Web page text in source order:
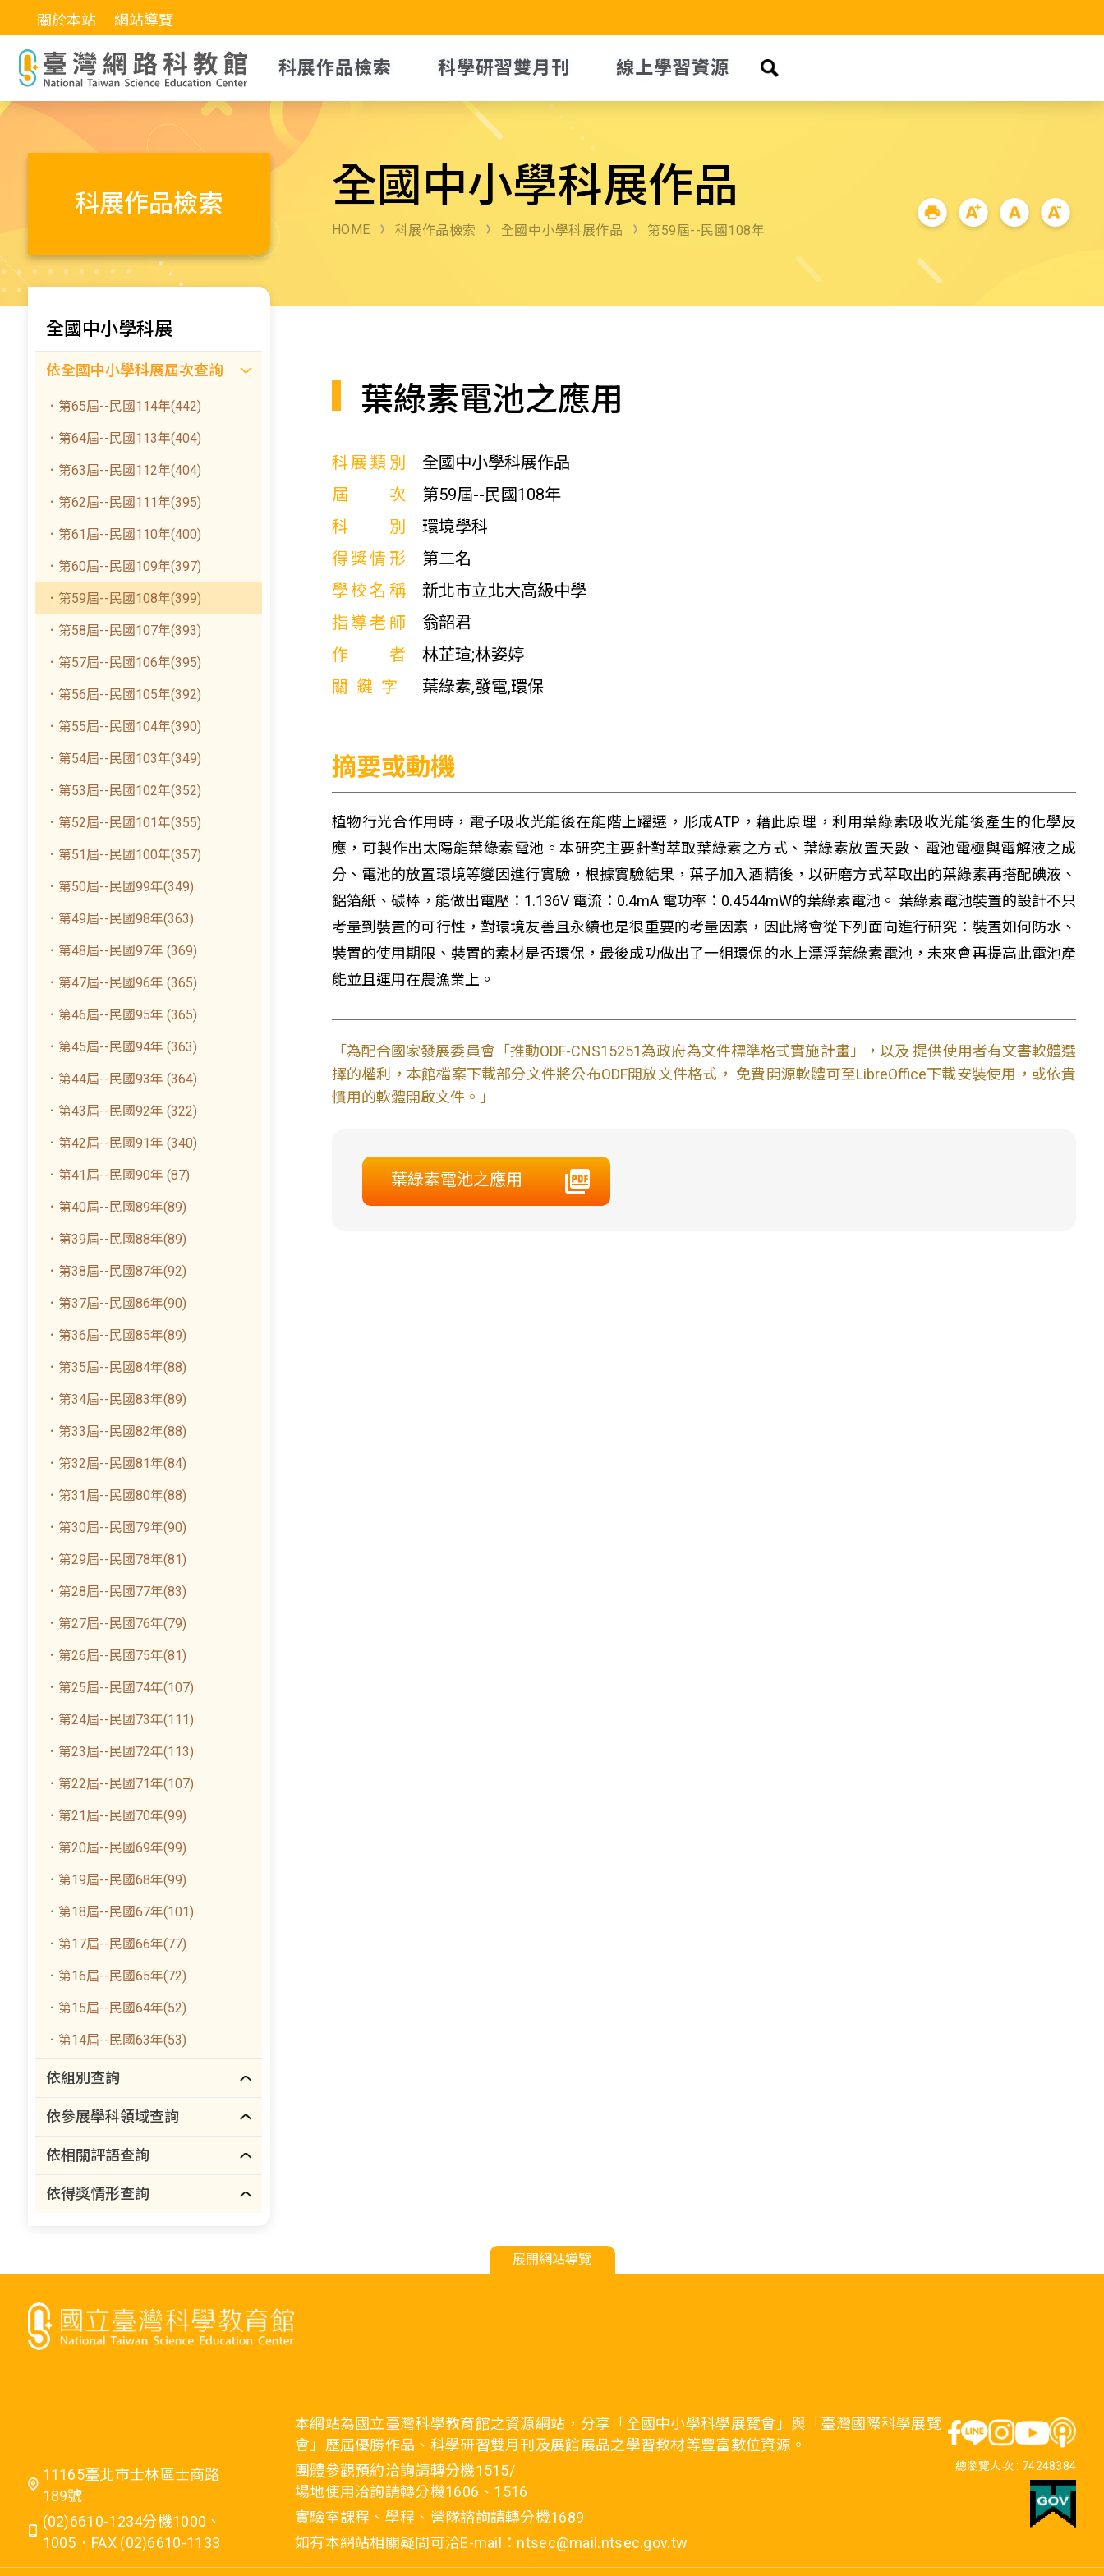
關於本站 網站導覽
科展作品檢索 科學研習雙月刊 線上學習資源
科展作品檢索 全國中小學科展作品
HOME 科展作品檢索 全國中小學科展作品 第59屆--民國108年
全國中小學科展
依全國中小學科展屆次查詢
．第65屆--民國114年(442)
．第64屆--民國113年(404)
．第63屆--民國112年(404)
．第62屆--民國111年(395)
．第61屆--民國110年(400)
．第60屆--民國109年(397)
．第59屆--民國108年(399)
．第58屆--民國107年(393)
．第57屆--民國106年(395)
．第56屆--民國105年(392)
．第55屆--民國104年(390)
．第54屆--民國103年(349)
．第53屆--民國102年(352)
．第52屆--民國101年(355)
．第51屆--民國100年(357)
．第50屆--民國99年(349)
．第49屆--民國98年(363)
．第48屆--民國97年 (369)
．第47屆--民國96年 (365)
．第46屆--民國95年 (365)
．第45屆--民國94年 (363)
．第44屆--民國93年 (364)
．第43屆--民國92年 (322)
．第42屆--民國91年 (340)
．第41屆--民國90年 (87)
．第40屆--民國89年(89)
．第39屆--民國88年(89)
．第38屆--民國87年(92)
．第37屆--民國86年(90)
．第36屆--民國85年(89)
．第35屆--民國84年(88)
．第34屆--民國83年(89)
．第33屆--民國82年(88)
．第32屆--民國81年(84)
．第31屆--民國80年(88)
．第30屆--民國79年(90)
．第29屆--民國78年(81)
．第28屆--民國77年(83)
．第27屆--民國76年(79)
．第26屆--民國75年(81)
．第25屆--民國74年(107)
．第24屆--民國73年(111)
．第23屆--民國72年(113)
．第22屆--民國71年(107)
．第21屆--民國70年(99)
．第20屆--民國69年(99)
．第19屆--民國68年(99)
．第18屆--民國67年(101)
．第17屆--民國66年(77)
．第16屆--民國65年(72)
．第15屆--民國64年(52)
．第14屆--民國63年(53)
依組別查詢
依參展學科領域查詢
依相關評語查詢
依得獎情形查詢
葉綠素電池之應用
科展類別
全國中小學科展作品
屆次
第59屆--民國108年
科別
環境學科
得獎情形
第二名
學校名稱
新北市立北大高級中學
指導老師
翁韶君
作者
林芷瑄;林姿婷
關鍵字
葉綠素,發電,環保
摘要或動機
植物行光合作用時，電子吸收光能後在能階上躍遷，形成ATP，藉此原理，利用葉綠素吸收光能後產生的化學反
應，可製作出太陽能葉綠素電池。本研究主要針對萃取葉綠素之方式、葉綠素放置天數、電池電極與電解液之成
分、電池的放置環境等變因進行實驗，根據實驗結果，葉子加入酒精後，以研磨方式萃取出的葉綠素再搭配碘液、
鋁箔紙、碳棒，能做出電壓：1.136V 電流：0.4mA 電功率：0.4544mW的葉綠素電池。 葉綠素電池裝置的設計不只
考量到裝置的可行性，對環境友善且永續也是很重要的考量因素，因此將會從下列面向進行研究：裝置如何防水、
裝置的使用期限、裝置的素材是否環保，最後成功做出了一組環保的水上漂浮葉綠素電池，未來會再提高此電池產
能並且運用在農漁業上。
「為配合國家發展委員會「推動ODF-CNS15251為政府為文件標準格式實施計畫」，以及 提供使用者有文書軟體選
擇的權利，本館檔案下載部分文件將公布ODF開放文件格式， 免費開源軟體可至LibreOffice下載安裝使用，或依貴
慣用的軟體開啟文件。」
葉綠素電池之應用
展開網站導覽
11165臺北市士林區士商路
189號
(02)6610-1234分機1000、
1005．FAX (02)6610-1133
本網站為國立臺灣科學教育館之資源網站，分享「全國中小學科學展覽會」與「臺灣國際科學展覽
會」歷屆優勝作品、科學研習雙月刊及展館展品之學習教材等豐富數位資源。
團體參觀預約洽詢請轉分機1515/
場地使用洽詢請轉分機1606、1516
實驗室課程、學程、營隊諮詢請轉分機1689
如有本網站相關疑問可洽E-mail：ntsec@mail.ntsec.gov.tw
總瀏覽人次 : 74248384